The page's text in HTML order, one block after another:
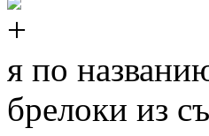
я по
брелоки из